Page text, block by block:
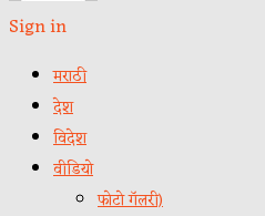
Sign in
मराठी
देश
विदेश
वीडियो
फोटो गॅलरी)